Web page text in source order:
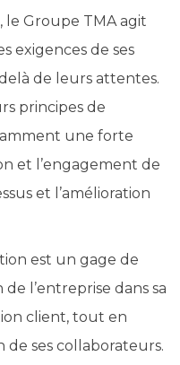
le Groupe TMA agit
exigences de ses
de leurs attentes.
principes de
une forte
et l’engagement de
et l’amélioration
est un gage de
l’entreprise dans sa
client, tout en
de ses collaborateurs.